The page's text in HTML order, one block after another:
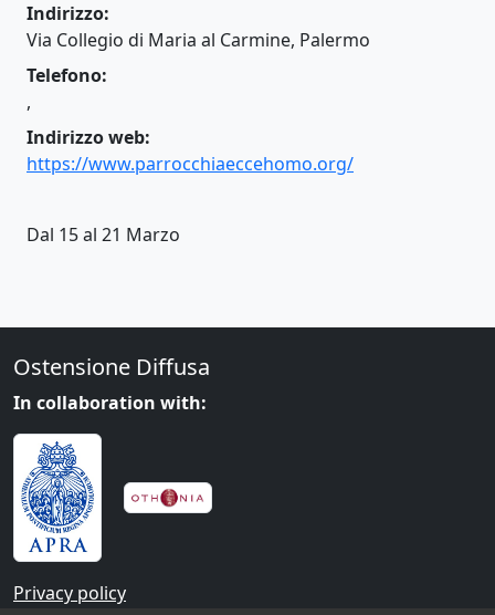
Indirizzo:
Via Collegio di Maria al Carmine, Palermo
Telefono:
,
Indirizzo web:
https://www.parrocchiaeccehomo.org/
Dal 15 al 21 Marzo
Ostensione Diffusa
In collaboration with:
Privacy policy